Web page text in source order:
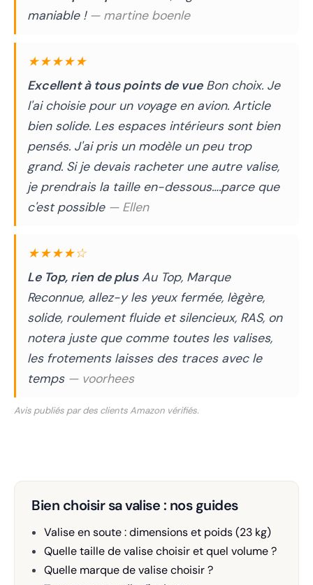
maniable ! — martine boenle
★★★★★
Excellent à tous points de vueBon choix. Je
l'ai choisie pour un voyage en avion. Article
bien solide. Les espaces intérieurs sont bien
pensés. J'ai pris un modèle un peu trop
grand. Si je devais racheter une autre valise,
je prendrais la taille en-dessous….parce que
c'est possible — Ellen
★★★★☆
Le Top, rien de plusAu Top, Marque
Reconnue, allez-y les yeux fermée, lègère,
solide, roulement fluide et silencieux, RAS, on
notera juste que comme toutes les valises,
les frotements laisses des traces avec le
temps — voorhees
Avis publiés par des clients Amazon vérifiés.
Bien choisir sa valise : nos guides
Valise en soute : dimensions et poids (23 kg)
Quelle taille de valise choisir et quel volume ?
Quelle marque de valise choisir ?